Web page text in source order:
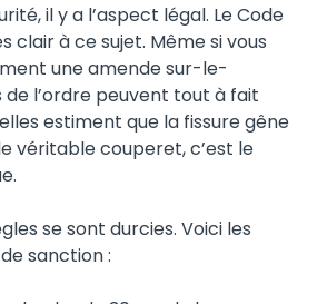
il y a l’aspect légal. Le Code
clair à ce sujet. Même si vous
une amende sur-le-
l’ordre peuvent tout à fait
estiment que la fissure gêne
véritable couperet, c’est le
se sont durcies. Voici les
sanction :